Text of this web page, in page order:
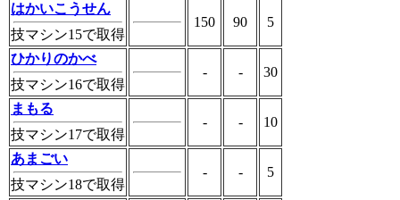
はかいこうせん
技マシン15で取得
150 90 5
ひかりのかべ
技マシン16で取得
- - 30
まもる
技マシン17で取得
- - 10
あまごい
技マシン18で取得
- - 5